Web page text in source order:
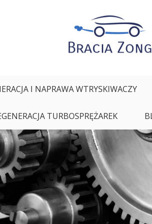
I NAPRAWA WTRYSKIWACZY
TURBOSPRĘŻAREK